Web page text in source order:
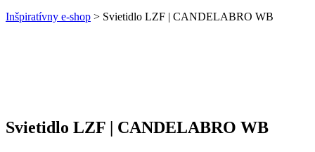
Inšpiratívny e-shop > Svietidlo LZF | CANDELABRO WB
Svietidlo LZF | CANDELABRO WB